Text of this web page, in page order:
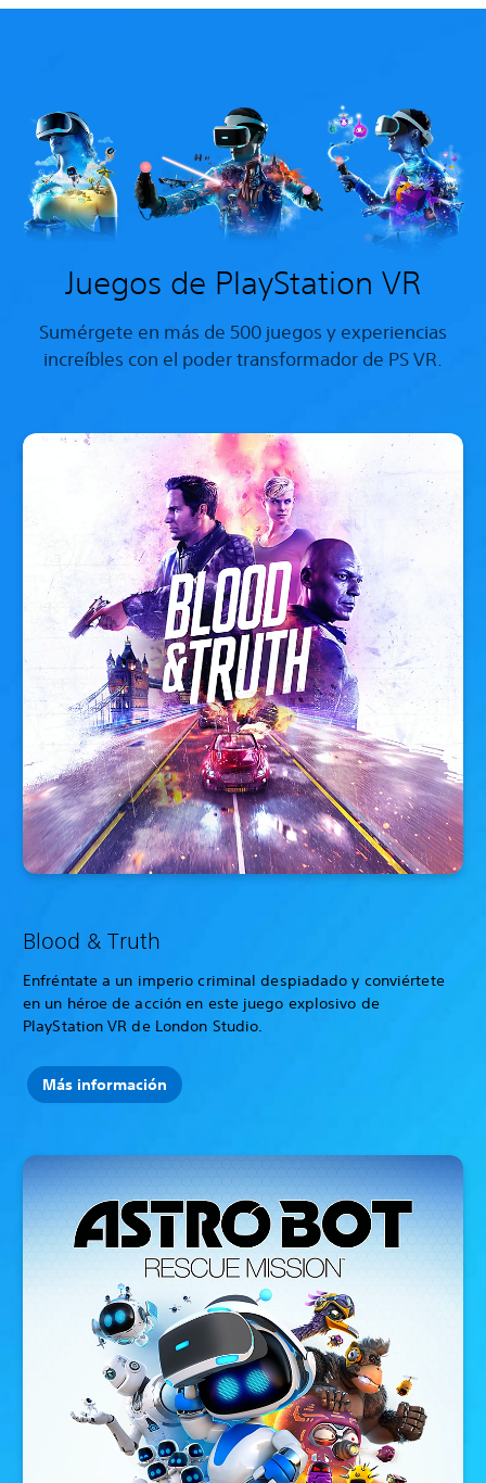
Juegos de PlayStation VR
Sumérgete en más de 500 juegos y experiencias
increíbles con el poder transformador de PS VR.
Blood & Truth
Enfréntate a un imperio criminal despiadado y conviértete
en un héroe de acción en este juego explosivo de
PlayStation VR de London Studio.
Más información